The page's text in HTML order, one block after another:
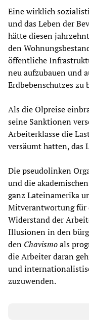
Eine wirklich
und das Leben der
hätte diesen
den
öffentliche
neu aufzubauen und
Erdbebenschutzes zu
Als die Ölpreise
seine Sanktionen
Arbeiterklasse die
versäumt hatten, das
Die pseudolinken
und die
ganz Lateinamerika
Mitverantwortung für
Widerstand der
Illusionen in den
den Chavismoals
die Arbeiter daran
und
zuzuwenden.